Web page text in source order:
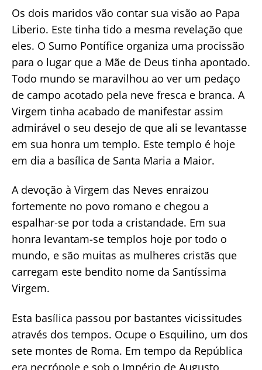
Os dois maridos vão contar sua visão ao Papa
Liberio. Este tinha tido a mesma revelação que
eles. O Sumo Pontífice organiza uma procissão
para o lugar que a Mãe de Deus tinha apontado.
Todo mundo se maravilhou ao ver um pedaço
de campo acotado pela neve fresca e branca. A
Virgem tinha acabado de manifestar assim
admirável o seu desejo de que ali se levantasse
em sua honra um templo. Este templo é hoje
em dia a basílica de Santa Maria a Maior.
A devoção à Virgem das Neves enraizou
fortemente no povo romano e chegou a
espalhar-se por toda a cristandade. Em sua
honra levantam-se templos hoje por todo o
mundo, e são muitas as mulheres cristãs que
carregam este bendito nome da Santíssima
Virgem.
Esta basílica passou por bastantes vicissitudes
através dos tempos. Ocupe o Esquilino, um dos
sete montes de Roma. Em tempo da República
era necrópole e sob o Império de Augusto,